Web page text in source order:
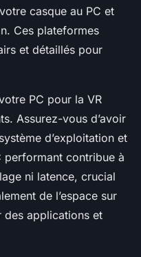
casque au PC et
Ces plateformes
et détaillés pour
PC pour la VR
Assurez-vous d’avoir
d’exploitation et
performant contribue à
ni latence, crucial
de l’espace sur
applications et